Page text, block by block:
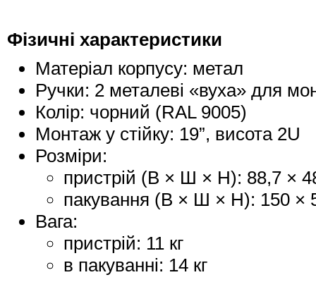
Фізичні характеристики
Матеріал корпусу: метал
Ручки: 2 металеві «вуха» для
Колір: чорний (RAL 9005)
Монтаж у стійку: 19”, висота 2U
Розміри:
пристрій (В × Ш × Н): 88,7 ×
пакування (В × Ш × Н): 150 ×
Вага:
пристрій: 11 кг
в пакуванні: 14 кг